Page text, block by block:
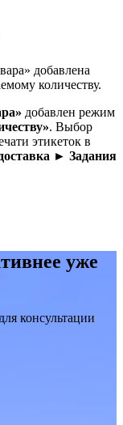
добавлена
количеству.
добавлен режим
. Выбор
этикеток в
► Задания
уже
консультации